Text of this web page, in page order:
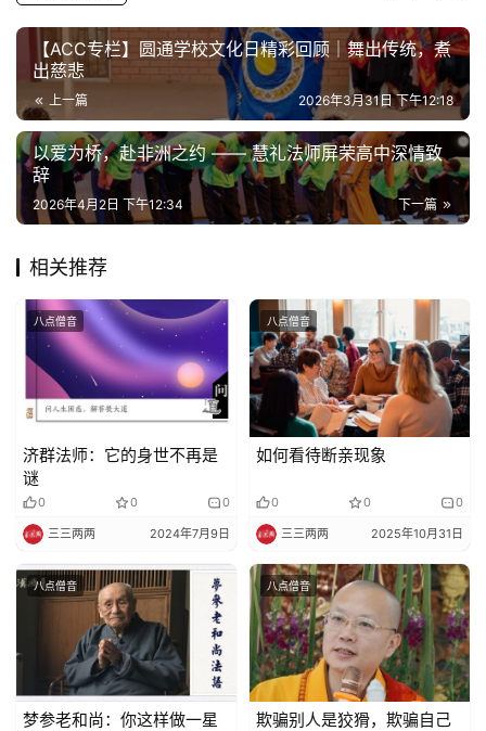
【ACC专栏】圆通学校文化日精彩回顾｜舞出传统，煮
出慈悲
上一篇 2026年3月31日 下午12:18
以爱为桥，赴非洲之约 —— 慧礼法师屏荣高中深情致
辞
下一篇
2026年4月2日 下午12:34
相关推荐
八点僧音
济群法师：它的身世不再是
谜
0 0 0
三三两两 2024年7月9日
八点僧音
如何看待断亲现象
0 0 0
三三两两 2025年10月31日
八点僧音
梦参老和尚：你这样做一星
八点僧音
欺骗别人是狡猾，欺骗自己